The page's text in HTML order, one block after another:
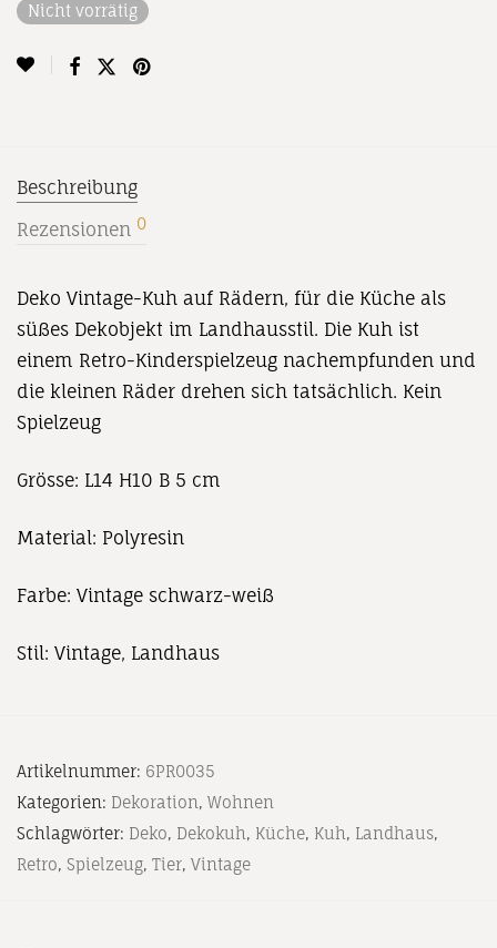
Nicht vorrätig
Beschreibung
Rezensionen 0
Deko Vintage-Kuh auf Rädern, für die Küche als
süßes Dekobjekt im Landhausstil. Die Kuh ist
einem Retro-Kinderspielzeug nachempfunden und
die kleinen Räder drehen sich tatsächlich. Kein
Spielzeug
Grösse: L14 H10 B 5 cm
Material: Polyresin
Farbe: Vintage schwarz-weiß
Stil: Vintage, Landhaus
Artikelnummer: 6PR0035
Kategorien: Dekoration, Wohnen
Schlagwörter: Deko, Dekokuh, Küche, Kuh, Landhaus,
Retro, Spielzeug, Tier, Vintage